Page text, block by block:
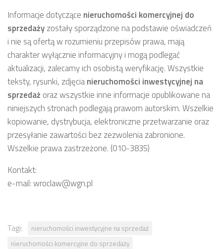
Informacje dotyczące nieruchomości komercyjnej do
sprzedażyzostały sporządzone na podstawie oświadczeń
i nie są ofertą w rozumieniu przepisów prawa, mają
charakter wyłącznie informacyjny i mogą podlegać
aktualizacji, zalecamy ich osobistą weryfikację. Wszystkie
teksty, rysunki, zdjęcianieruchomości inwestycyjnej na
sprzedaż oraz wszystkie inne informacje opublikowane na
niniejszych stronach podlegają prawom autorskim. Wszelkie
kopiowanie, dystrybucja, elektroniczne przetwarzanie oraz
przesyłanie zawartości bez zezwolenia zabronione.
Wszelkie prawa zastrzeżone. (010-3835)
Kontakt:
e-mail: wroclaw@wgn.pl
Tagi:
nieruchomości inwestycyjne na sprzedaż
nieruchomości komercyjne do sprzedaży